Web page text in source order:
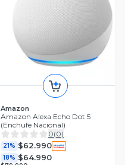
Amazon
Amazon Alexa Echo Dot 5
(Enchufe Nacional)
0(0)
21% $62.990
18% $64.990